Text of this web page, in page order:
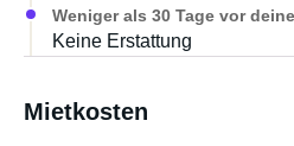
Weniger als 30 Tage vor
Keine Erstattung
Mietkosten